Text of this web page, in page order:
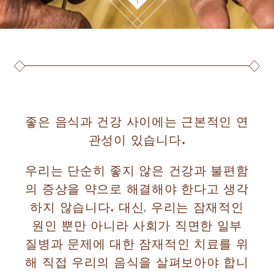
좋은 음식과 건강 사이에는 근본적인 연
관성이 있습니다.
우리는 단순히 좋지 않은 건강과 불편함
의 증상을 약으로 해결해야 한다고 생각
하지 않습니다. 대신, 우리는 잠재적인
원인 뿐만 아니라 사회가 직면한 일부
질병과 문제에 대한 잠재적인 치료를 위
해 직접 우리의 음식을 살펴보아야 합니